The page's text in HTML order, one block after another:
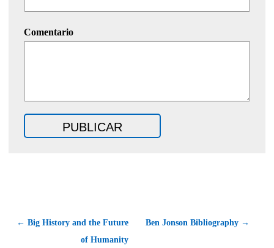
Comentario
← Big History and the Future
of Humanity
Ben Jonson Bibliography →